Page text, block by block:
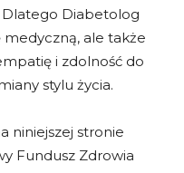
Dlatego Diabetolog
medyczną, ale także
i zdolność do
stylu życia.
niniejszej stronie
Fundusz Zdrowia